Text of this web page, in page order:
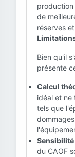
de
réserves
Bien qu'il
présente
Calcul
idéal et ne
tels que
Sensibilité
du CAOF